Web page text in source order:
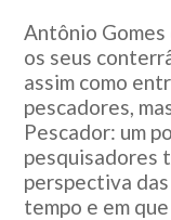
Antônio
os seus
assim como
pescadores,
Pescador: um
pesquisadores
perspectiva
tempo e em